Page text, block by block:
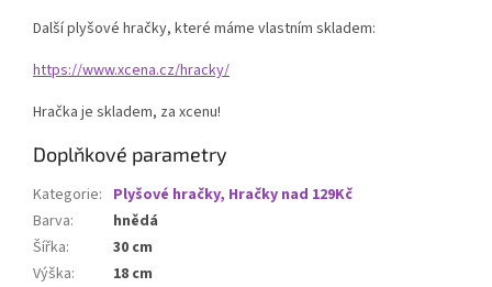
Další plyšové hračky, které máme vlastním skladem:
https://www.xcena.cz/hracky/
Hračka je skladem, za xcenu!
Doplňkové parametry
Kategorie: Plyšové hračky, Hračky nad 129Kč
Barva:
hnědá
Šířka:
30 cm
Výška: 18 cm